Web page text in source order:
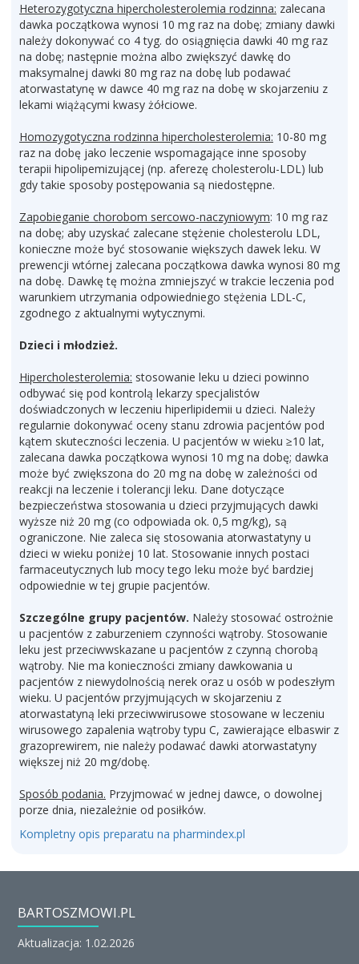
Heterozygotyczna hipercholesterolemia rodzinna: zalecana
dawka początkowa wynosi 10 mg raz na dobę; zmiany dawki
należy dokonywać co 4 tyg. do osiągnięcia dawki 40 mg raz
na dobę; następnie można albo zwiększyć dawkę do
maksymalnej dawki 80 mg raz na dobę lub podawać
atorwastatynę w dawce 40 mg raz na dobę w skojarzeniu z
lekami wiążącymi kwasy żółciowe.
Homozygotyczna rodzinna hipercholesterolemia: 10-80 mg
raz na dobę jako leczenie wspomagające inne sposoby
terapii hipolipemizującej (np. aferezę cholesterolu-LDL) lub
gdy takie sposoby postępowania są niedostępne.
Zapobieganie chorobom sercowo-naczyniowym: 10 mg raz
na dobę; aby uzyskać zalecane stężenie cholesterolu LDL,
konieczne może być stosowanie większych dawek leku. W
prewencji wtórnej zalecana początkowa dawka wynosi 80 mg
na dobę. Dawkę tę można zmniejszyć w trakcie leczenia pod
warunkiem utrzymania odpowiedniego stężenia LDL-C,
zgodnego z aktualnymi wytycznymi.
Dzieci i młodzież.
Hipercholesterolemia: stosowanie leku u dzieci powinno
odbywać się pod kontrolą lekarzy specjalistów
doświadczonych w leczeniu hiperlipidemii u dzieci. Należy
regularnie dokonywać oceny stanu zdrowia pacjentów pod
kątem skuteczności leczenia. U pacjentów w wieku ≥10 lat,
zalecana dawka początkowa wynosi 10 mg na dobę; dawka
może być zwiększona do 20 mg na dobę w zależności od
reakcji na leczenie i tolerancji leku. Dane dotyczące
bezpieczeństwa stosowania u dzieci przyjmujących dawki
wyższe niż 20 mg (co odpowiada ok. 0,5 mg/kg), są
ograniczone. Nie zaleca się stosowania atorwastatyny u
dzieci w wieku poniżej 10 lat. Stosowanie innych postaci
farmaceutycznych lub mocy tego leku może być bardziej
odpowiednie w tej grupie pacjentów.
Szczególne grupy pacjentów. Należy stosować ostrożnie
u pacjentów z zaburzeniem czynności wątroby. Stosowanie
leku jest przeciwwskazane u pacjentów z czynną chorobą
wątroby. Nie ma konieczności zmiany dawkowania u
pacjentów z niewydolnością nerek oraz u osób w podeszłym
wieku. U pacjentów przyjmujących w skojarzeniu z
atorwastatyną leki przeciwwirusowe stosowane w leczeniu
wirusowego zapalenia wątroby typu C, zawierające elbaswir z
grazoprewirem, nie należy podawać dawki atorwastatyny
większej niż 20 mg/dobę.
Sposób podania. Przyjmować w jednej dawce, o dowolnej
porze dnia, niezależnie od posiłków.
Kompletny opis preparatu na pharmindex.pl
BARTOSZMOWI.PL
Aktualizacja: 1.02.2026